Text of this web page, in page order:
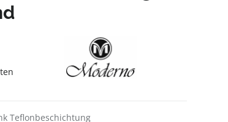
Teflonbeschichtung